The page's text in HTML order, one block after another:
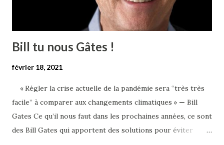
Bill tu nous Gâtes !
février 18, 2021
« Régler la crise actuelle de la pandémie sera “très très
facile” à comparer aux changements climatiques » — Bill
Gates Ce qu’il nous faut dans les prochaines années, ce sont
des Bill Gates qui apportent des solutions pour éviter